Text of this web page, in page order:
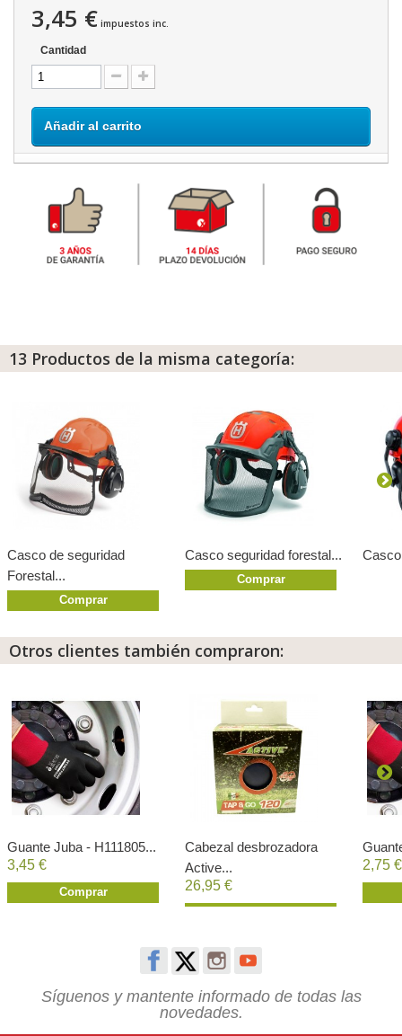
3,45 € impuestos inc.
Cantidad
Añadir al carrito
13 Productos de la misma categoría:
Casco de seguridad
Forestal...
Comprar
Casco seguridad forestal...
Comprar
Otros clientes también compraron:
Guante Juba - H111805...
3,45 €
Comprar
Cabezal desbrozadora
Active...
26,95 €
2,75 €
Síguenos y mantente informado de todas las
novedades.